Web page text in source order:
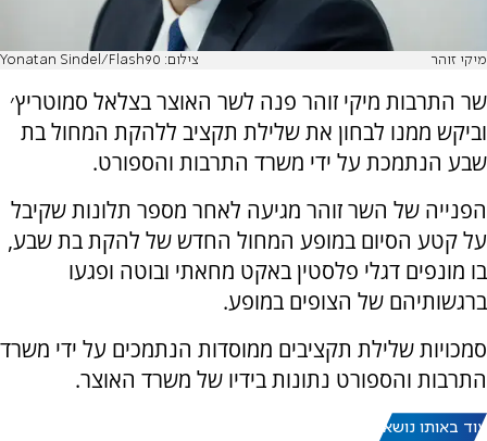
מיקי זוהר צילום: Yonatan Sindel/Flash90
שר התרבות מיקי זוהר פנה לשר האוצר בצלאל סמוטריץ׳
וביקש ממנו לבחון את שלילת תקציב ללהקת המחול בת
שבע הנתמכת על ידי משרד התרבות והספורט.
הפנייה של השר זוהר מגיעה לאחר מספר תלונות שקיבל
על קטע הסיום במופע המחול החדש של להקת בת שבע,
בו מונפים דגלי פלסטין באקט מחאתי ובוטה ופגעו
ברגשותיהם של הצופים במופע.
סמכויות שלילת תקציבים ממוסדות הנתמכים על ידי משרד
התרבות והספורט נתונות בידיו של משרד האוצר.
עוד באותו נושא: